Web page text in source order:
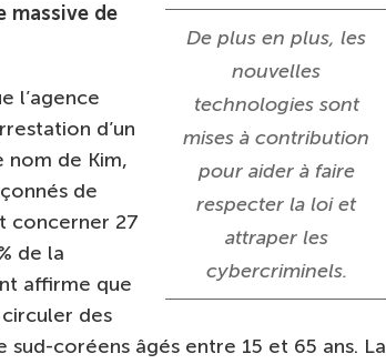
De plus en plus, les
nouvelles
technologies sont
mises à contribution
pour aider à faire
respecter la loi et
attraper les
cybercriminels.
massive de
l’agence
d’un
nom de Kim,
de
concerner 27
de la
affirme que
des
coréens âgés entre 15 et 65 ans. La